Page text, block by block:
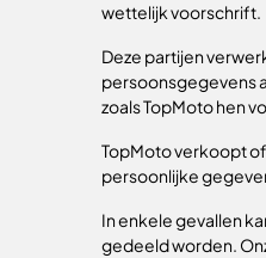
wettelijk voorschrift.
Deze partijen
persoonsgegevens
zoals TopMoto hen
TopMoto verkoopt
persoonlijke
In enkele gevallen
gedeeld worden.